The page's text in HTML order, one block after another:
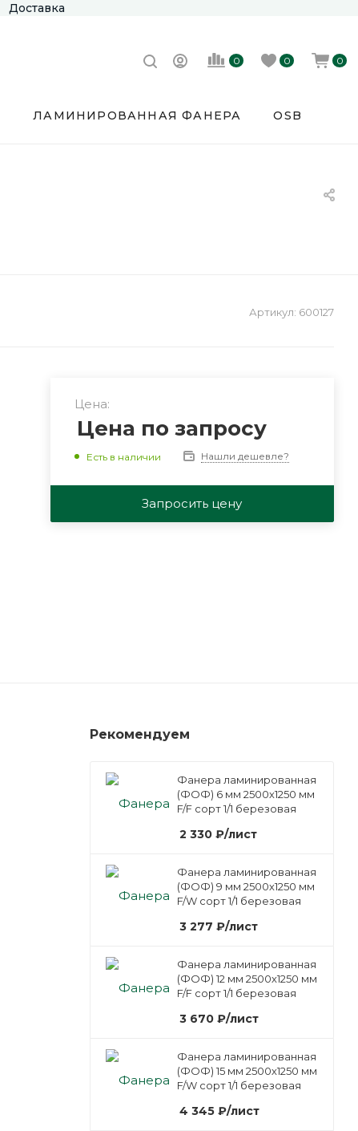
Доставка
0 0 0
ЛАМИНИРОВАННАЯ ФАНЕРА OSB
Артикул: 600127
Цена:
Цена по запросу
Есть в наличии Нашли дешевле?
Запросить цену
Рекомендуем
Фанера ламинированная
(ФОФ) 6 мм 2500х1250 мм
F/F сорт 1/1 березовая
2 330 ₽/лист
Фанера ламинированная
(ФОФ) 9 мм 2500х1250 мм
F/W сорт 1/1 березовая
3 277 ₽/лист
Фанера ламинированная
(ФОФ) 12 мм 2500х1250 мм
F/F сорт 1/1 березовая
3 670 ₽/лист
Фанера ламинированная
(ФОФ) 15 мм 2500х1250 мм
F/W сорт 1/1 березовая
4 345 ₽/лист